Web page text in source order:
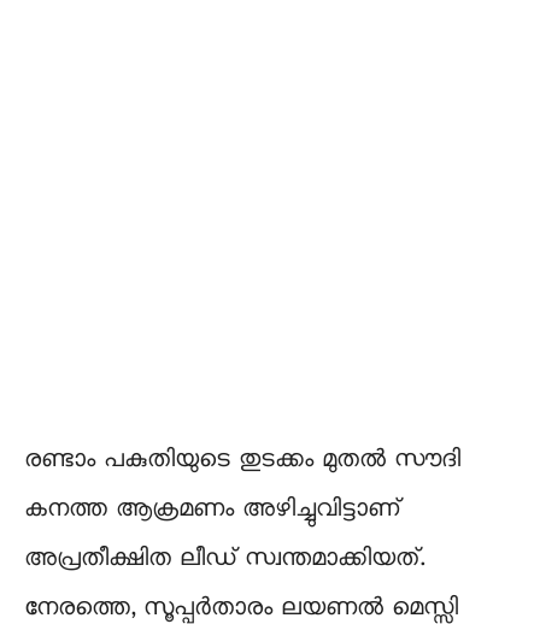
രണ്ടാം പകുതിയുടെ തുടക്കം മുതൽ സൗദി
കനത്ത ആക്രമണം അഴിച്ചുവിട്ടാണ്
അപ്രതീക്ഷിത ലീഡ് സ്വന്തമാക്കിയത്.
നേരത്തെ, സൂപ്പർതാരം ലയണൽ മെസ്സി